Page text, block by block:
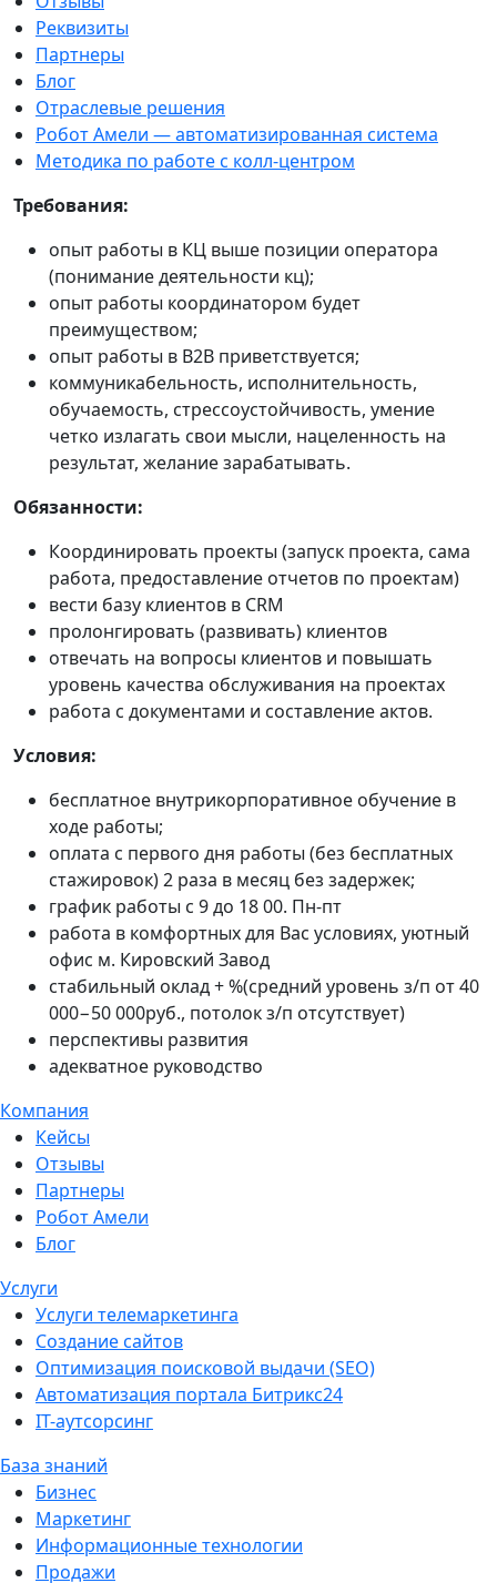
Реквизиты
Партнеры
Блог
Отраслевые решения
Робот Амели — автоматизированная система
Методика по работе с колл-центром
Требования:
опыт работы в КЦ выше позиции оператора
(понимание деятельности кц);
опыт работы координатором будет
преимуществом;
опыт работы в B2B приветствуется;
коммуникабельность, исполнительность,
обучаемость, стрессоустойчивость, умение
четко излагать свои мысли, нацеленность на
результат, желание зарабатывать.
Обязанности:
Координировать проекты (запуск проекта, сама
работа, предоставление отчетов по проектам)
вести базу клиентов в CRM
пролонгировать (развивать) клиентов
отвечать на вопросы клиентов и повышать
уровень качества обслуживания на проектах
работа с документами и составление актов.
Условия:
бесплатное внутрикорпоративное обучение в
ходе работы;
оплата с первого дня работы (без бесплатных
стажировок) 2 раза в месяц без задержек;
график работы с 9 до 18 00. Пн-пт
работа в комфортных для Вас условиях, уютный
офис м. Кировский Завод
стабильный оклад + %(средний уровень з/п от 40
000−50 000руб., потолок з/п отсутствует)
перспективы развития
адекватное руководство
Компания
Кейсы
Отзывы
Партнеры
Робот Амели
Блог
Услуги
Услуги телемаркетинга
Создание сайтов
Оптимизация поисковой выдачи (SEO)
Автоматизация портала Битрикс24
IT-аутсорсинг
База знаний
Бизнес
Маркетинг
Информационные технологии
Продажи